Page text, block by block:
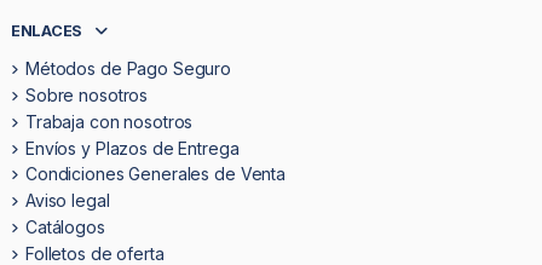
ENLACES
Métodos de Pago Seguro
Sobre nosotros
Trabaja con nosotros
Envíos y Plazos de Entrega
Condiciones Generales de Venta
Aviso legal
Catálogos
Folletos de oferta